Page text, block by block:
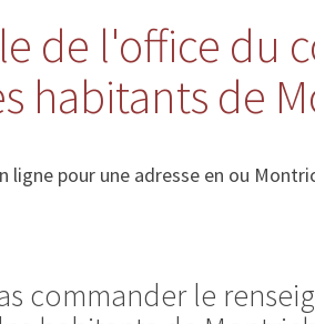
de l'office du
habitants de
pour une adresse en ou
commander le